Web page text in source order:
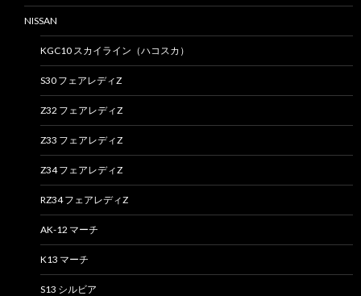
NISSAN
KGC10 スカイライン（ハコスカ）
S30 フェアレディZ
Z32 フェアレディZ
Z33 フェアレディZ
Z34 フェアレディZ
RZ34 フェアレディZ
AK-12 マーチ
K13 マーチ
S13 シルビア